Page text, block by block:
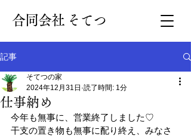
​合同会社 そてつ
記事
仕事納め
そてつの家
2024年12月31日 読了時間: 1分
今年も無事に、営業終了しました♡
干支の置き物も無事に配り終え、みなさ